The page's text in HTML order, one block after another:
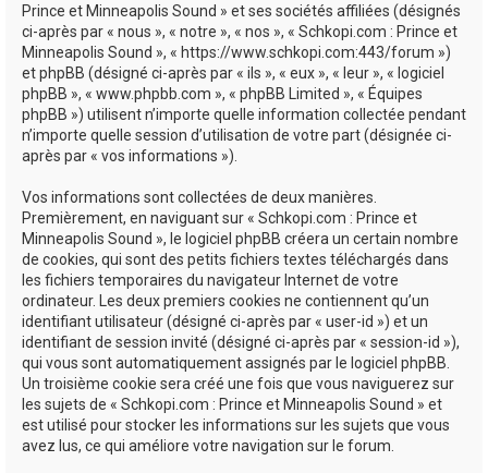
Prince et Minneapolis Sound » et ses sociétés affiliées (désignés
ci-après par « nous », « notre », « nos », « Schkopi.com : Prince et
Minneapolis Sound », « https://www.schkopi.com:443/forum »)
et phpBB (désigné ci-après par « ils », « eux », « leur », « logiciel
phpBB », « www.phpbb.com », « phpBB Limited », « Équipes
phpBB ») utilisent n’importe quelle information collectée pendant
n’importe quelle session d’utilisation de votre part (désignée ci-
après par « vos informations »).
Vos informations sont collectées de deux manières.
Premièrement, en naviguant sur « Schkopi.com : Prince et
Minneapolis Sound », le logiciel phpBB créera un certain nombre
de cookies, qui sont des petits fichiers textes téléchargés dans
les fichiers temporaires du navigateur Internet de votre
ordinateur. Les deux premiers cookies ne contiennent qu’un
identifiant utilisateur (désigné ci-après par « user-id ») et un
identifiant de session invité (désigné ci-après par « session-id »),
qui vous sont automatiquement assignés par le logiciel phpBB.
Un troisième cookie sera créé une fois que vous naviguerez sur
les sujets de « Schkopi.com : Prince et Minneapolis Sound » et
est utilisé pour stocker les informations sur les sujets que vous
avez lus, ce qui améliore votre navigation sur le forum.